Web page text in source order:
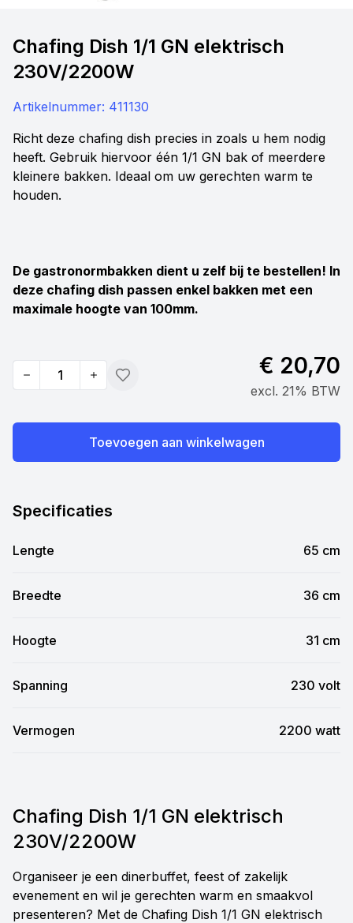
Chafing Dish 1/1 GN elektrisch
230V/2200W
Artikelnummer: 411130
Richt deze chafing dish precies in zoals u hem nodig
heeft. Gebruik hiervoor één 1/1 GN bak of meerdere
kleinere bakken. Ideaal om uw gerechten warm te
houden.
De gastronormbakken dient u zelf bij te bestellen! In
deze chafing dish passen enkel bakken met een
maximale hoogte van 100mm.
Quantity Toevoegen
€ 20,70
excl. 21% BTW
Toevoegen aan winkelwagen
Specificaties
Lengte 65 cm
Breedte 36 cm
Hoogte 31 cm
Spanning 230 volt
Vermogen 2200 watt
Chafing Dish 1/1 GN elektrisch
230V/2200W
Organiseer je een dinerbuffet, feest of zakelijk
evenement en wil je gerechten warm en smaakvol
presenteren? Met de Chafing Dish 1/1 GN elektrisch